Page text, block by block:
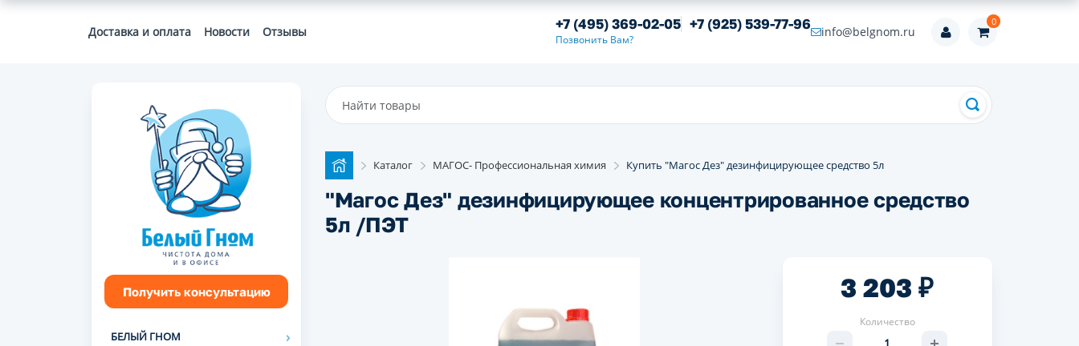
Доставка и оплата Новости Отзывы +7 (495) 369-02-05 +7 (925) 539-77-96
Позвонить Вам?
info@belgnom.ru
0
Получить консультацию
БЕЛЫЙ ГНОМ
Каталог МАГОС- Профессиональная химия Купить "Магос Дез" дезинфицирующее средство 5л
"Магос Дез" дезинфицирующее концентрированное средство
5л /ПЭТ
3 203 ₽
Количество